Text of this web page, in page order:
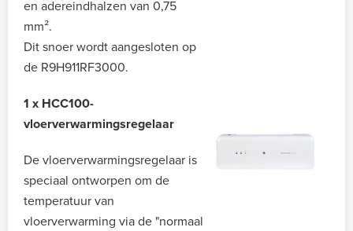
en adereindhalzen van 0,75
mm².
Dit snoer wordt aangesloten op
de R9H911RF3000.
1 x HCC100-
vloerverwarmingsregelaar
De vloerverwarmingsregelaar is
speciaal ontworpen om de
temperatuur van
vloerverwarming via de "normaal